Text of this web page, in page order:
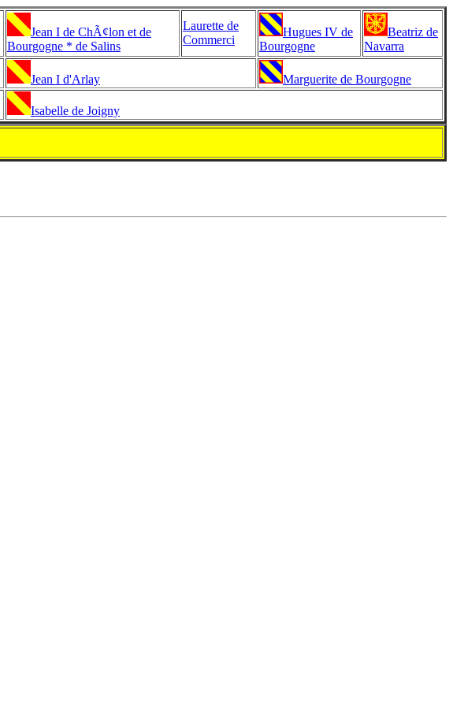
Jean I de ChÃ¢lon et de
Bourgogne * de Salins
Laurette de
Commerci
Hugues IV de
Bourgogne
Beatriz de
Navarra
Jean I d'Arlay Marguerite de Bourgogne
Isabelle de Joigny